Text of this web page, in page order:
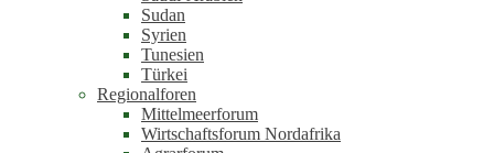
Sudan
Syrien
Tunesien
Türkei
Regionalforen
Mittelmeerforum
Wirtschaftsforum Nordafrika